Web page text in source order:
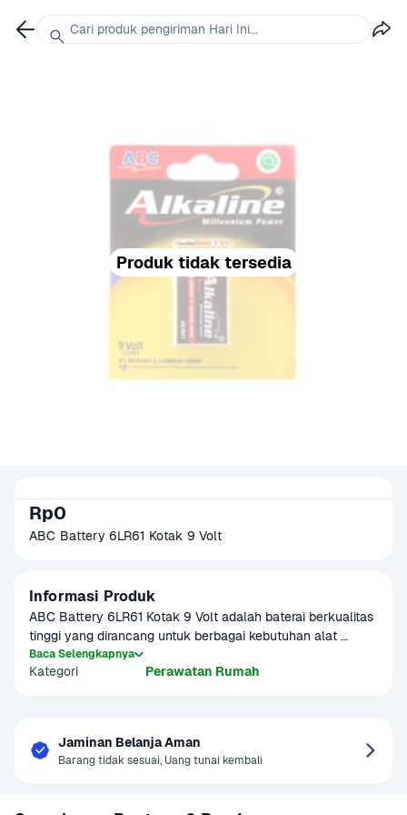
Produk tidak tersedia
Rp0
ABC Battery 6LR61 Kotak 9 Volt
Informasi Produk
ABC Battery 6LR61 Kotak 9 Volt adalah baterai berkualitas
tinggi yang dirancang untuk berbagai kebutuhan alat
elektronik seperti gitar listrik, multimeter, remote control,
dan perangkat medis. Memiliki daya tahan lama dan
kompatibel dengan banyak alat.
Baca Selengkapnya
Kategori Perawatan Rumah
Jaminan Belanja Aman
Barang tidak sesuai, Uang tunai kembali
Cari produk pengiriman Hari Ini...